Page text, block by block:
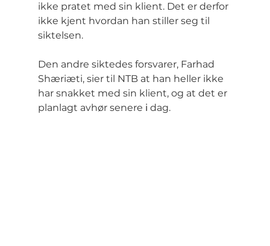
ikke pratet med sin klient. Det er derfor
ikke kjent hvordan han stiller seg til
siktelsen.
Den andre siktedes forsvarer, Farhad
Shæriæti, sier til NTB at han heller ikke
har snakket med sin klient, og at det er
planlagt avhør senere i dag.